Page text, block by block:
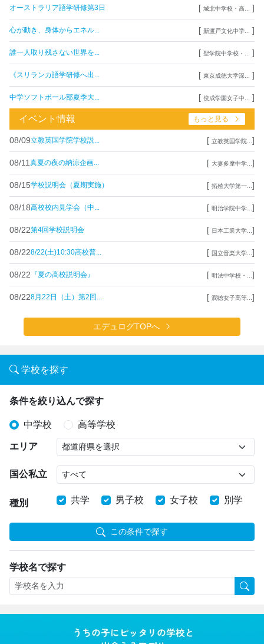
オーストラリア語学研修第3日 [ 城北中学校・高... ]
心が動き、身体からエネル... [ 新渡戸文化中学... ]
誰一人取り残さない世界を... [ 聖学院中学校・... ]
《スリランカ語学研修へ出... [ 東京成徳大学深... ]
中学ソフトボール部夏季大... [ 佼成学園女子中... ]
イベント情報 もっと見る
08/09立教英国学院学校説... [ 立教英国学院... ]
08/11 真夏の夜の納涼企画... [ 大妻多摩中学... ]
08/15学校説明会（夏期実施） [ 拓殖大学第一... ]
08/18高校校内見学会（中... [ 明治学院中学... ]
08/22第4回学校説明会 [ 日本工業大学... ]
08/228/22(土)10:30高校普... [ 国立音楽大学... ]
08/22 『夏の高校説明会』 [ 明法中学校・... ]
08/228月22日（土）第2回... [ 潤徳女子高等... ]
エデュログTOPへ
学校を探す
条件を絞り込んで探す
中学校 高等学校
エリア
国公私立
種別 共学 男子校 女子校 別学
この条件で探す
学校名で探す